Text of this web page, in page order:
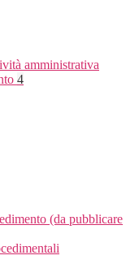
amministrativa
4
(da pubblicare